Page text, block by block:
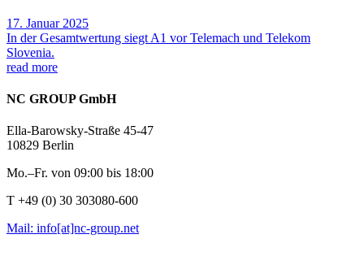
17. Januar 2025
In der Gesamtwertung siegt A1 vor Telemach und Telekom
Slovenia.
read more
NC GROUP GmbH
Ella-Barowsky-Straße 45-47
10829 Berlin
Mo.–Fr. von 09:00 bis 18:00
T +49 (0) 30 303080-600
Mail: info[at]nc-group.net